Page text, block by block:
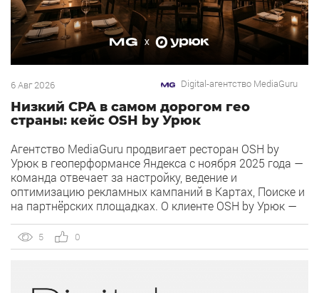
6 Авг 2026 Digital-агентство MediaGuru
Низкий CPA в самом дорогом гео
страны: кейс OSH by Урюк
Агентство MediaGuru продвигает ресторан OSH by
Урюк в геоперформансе Яндекса с ноября 2025 года —
команда отвечает за настройку, ведение и
оптимизацию рекламных кампаний в Картах, Поиске и
на партнёрских площадках. О клиенте OSH by Урюк —
объединивший концепцию дубайского OSH с сетью
«Урюк». Концепт строится […]
5 0